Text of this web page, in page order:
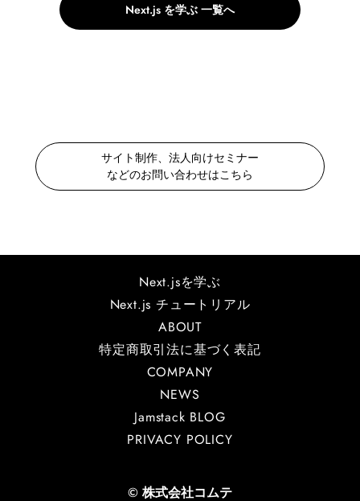
Next.js を学ぶ 一覧へ
サイト制作、法人向けセミナー
などのお問い合わせはこちら
© 株式会社コムテ
Next.jsを学ぶ
Next.js チュートリアル
ABOUT
特定商取引法に基づく表記
COMPANY
NEWS
Jamstack BLOG
PRIVACY POLICY